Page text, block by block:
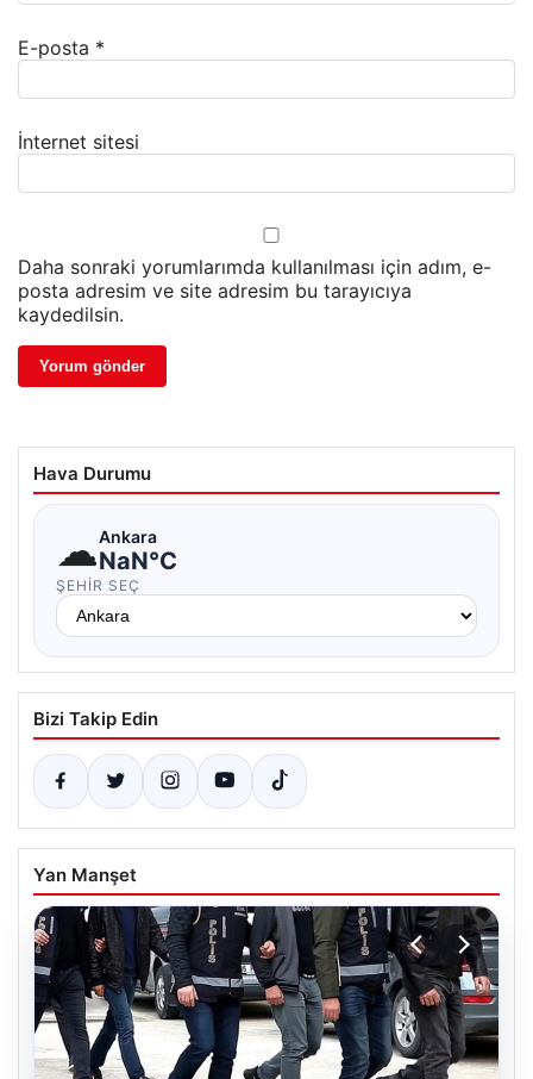
E-posta *
İnternet sitesi
Daha sonraki yorumlarımda kullanılması için adım, e-
posta adresim ve site adresim bu tarayıcıya
kaydedilsin.
Hava Durumu
☁Ankara
NaN°C
ŞEHIR SEÇ
Bizi Takip Edin
Yan Manşet